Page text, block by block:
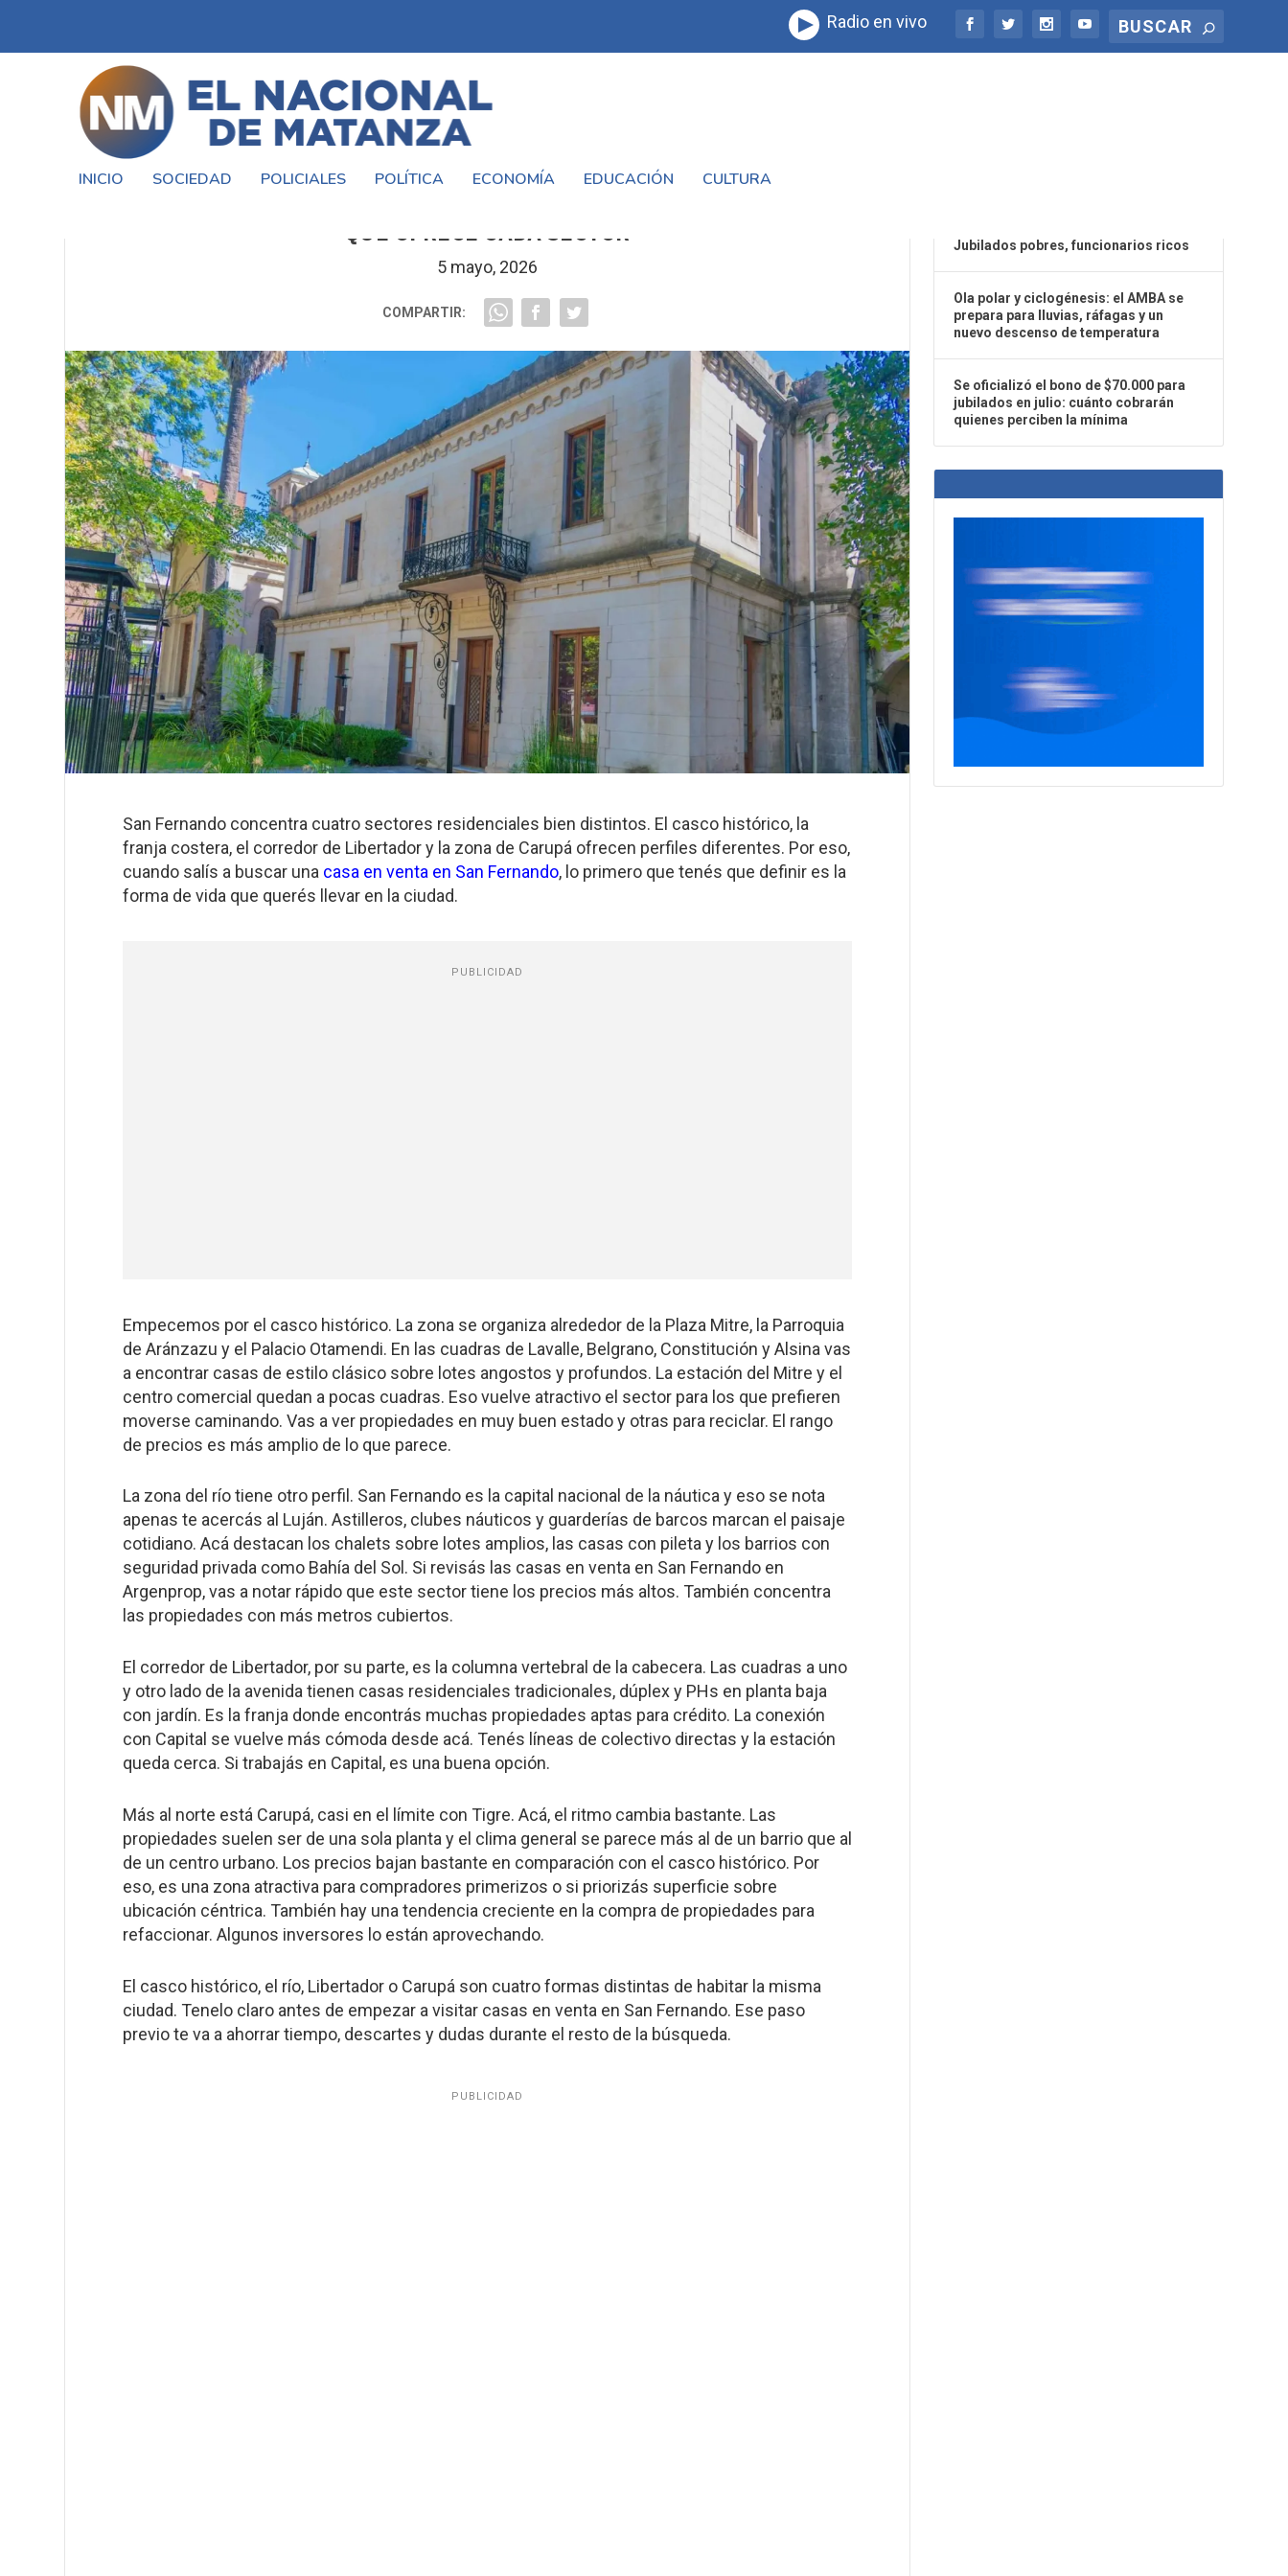
Radio en vivo
INICIO SOCIEDAD POLICIALES POLÍTICA ECONOMÍA EDUCACIÓN CULTURA
QUÉ OFRECE CADA SECTOR
5 mayo, 2026
COMPARTIR:
San Fernando concentra cuatro sectores residenciales bien distintos. El casco histórico, la
franja costera, el corredor de Libertador y la zona de Carupá ofrecen perfiles diferentes. Por eso,
cuando salís a buscar una casa en venta en San Fernando, lo primero que tenés que definir es la
forma de vida que querés llevar en la ciudad.
PUBLICIDAD
Empecemos por el casco histórico. La zona se organiza alrededor de la Plaza Mitre, la Parroquia
de Aránzazu y el Palacio Otamendi. En las cuadras de Lavalle, Belgrano, Constitución y Alsina vas
a encontrar casas de estilo clásico sobre lotes angostos y profundos. La estación del Mitre y el
centro comercial quedan a pocas cuadras. Eso vuelve atractivo el sector para los que prefieren
moverse caminando. Vas a ver propiedades en muy buen estado y otras para reciclar. El rango
de precios es más amplio de lo que parece.
La zona del río tiene otro perfil. San Fernando es la capital nacional de la náutica y eso se nota
apenas te acercás al Luján. Astilleros, clubes náuticos y guarderías de barcos marcan el paisaje
cotidiano. Acá destacan los chalets sobre lotes amplios, las casas con pileta y los barrios con
seguridad privada como Bahía del Sol. Si revisás las casas en venta en San Fernando en
Argenprop, vas a notar rápido que este sector tiene los precios más altos. También concentra
las propiedades con más metros cubiertos.
El corredor de Libertador, por su parte, es la columna vertebral de la cabecera. Las cuadras a uno
y otro lado de la avenida tienen casas residenciales tradicionales, dúplex y PHs en planta baja
con jardín. Es la franja donde encontrás muchas propiedades aptas para crédito. La conexión
con Capital se vuelve más cómoda desde acá. Tenés líneas de colectivo directas y la estación
queda cerca. Si trabajás en Capital, es una buena opción.
Más al norte está Carupá, casi en el límite con Tigre. Acá, el ritmo cambia bastante. Las
propiedades suelen ser de una sola planta y el clima general se parece más al de un barrio que al
de un centro urbano. Los precios bajan bastante en comparación con el casco histórico. Por
eso, es una zona atractiva para compradores primerizos o si priorizás superficie sobre
ubicación céntrica. También hay una tendencia creciente en la compra de propiedades para
refaccionar. Algunos inversores lo están aprovechando.
El casco histórico, el río, Libertador o Carupá son cuatro formas distintas de habitar la misma
ciudad. Tenelo claro antes de empezar a visitar casas en venta en San Fernando. Ese paso
previo te va a ahorrar tiempo, descartes y dudas durante el resto de la búsqueda.
PUBLICIDAD
Jubilados pobres, funcionarios ricos
Ola polar y ciclogénesis: el AMBA se
prepara para lluvias, ráfagas y un
nuevo descenso de temperatura
Se oficializó el bono de $70.000 para
jubilados en julio: cuánto cobrarán
quienes perciben la mínima